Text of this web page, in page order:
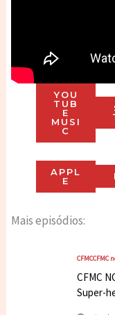
YOU
TUB
E
MUSI
C
APPL
E
Mais episódios:
CFMCCFMC
CFMC
Super-